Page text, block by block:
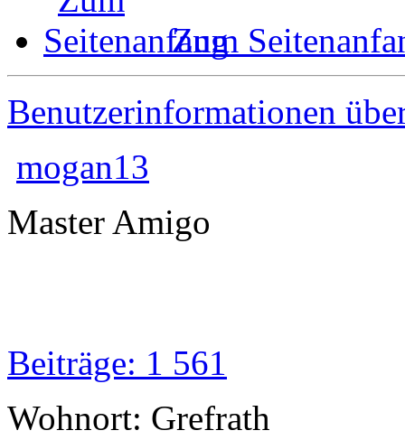
Zum
Benutzerinformationen
mogan13
Master Amigo
Beiträge: 1 561
Wohnort: Grefrath